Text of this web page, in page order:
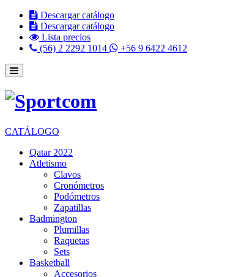
Descargar catálogo
Descargar catálogo
Lista precios
(56) 2 2292 1014
+56 9 6422 4612
CATÁLOGO
Qatar 2022
Atletismo
Clavos
Cronómetros
Podómetros
Zapatillas
Badmington
Plumillas
Raquetas
Sets
Basketball
Accesorios